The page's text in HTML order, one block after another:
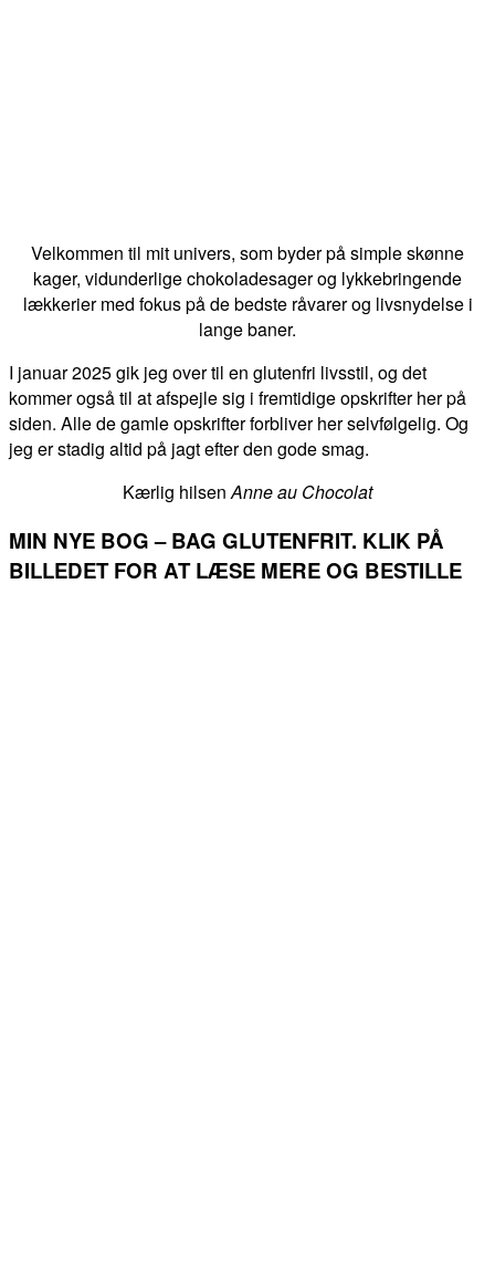
Velkommen til mit univers, som byder på simple skønne
kager, vidunderlige chokoladesager og lykkebringende
lækkerier med fokus på de bedste råvarer og livsnydelse i
lange baner.
I januar 2025 gik jeg over til en glutenfri livsstil, og det
kommer også til at afspejle sig i fremtidige opskrifter her på
siden. Alle de gamle opskrifter forbliver her selvfølgelig. Og
jeg er stadig altid på jagt efter den gode smag.
Kærlig hilsenAnne au Chocolat
MIN NYE BOG – BAG GLUTENFRIT. KLIK PÅ
BILLEDET FOR AT LÆSE MERE OG BESTILLE